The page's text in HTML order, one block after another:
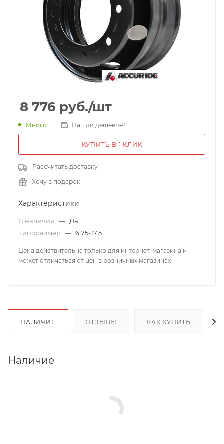
8 776 руб./шт
Много Нашли дешевле?
КУПИТЬ В 1 КЛИК
Рассчитать доставку
Хочу в подарок
Характеристики
В наличии — Да
Типоразмер — 6.75-17.5
Цена действительна только для интернет-магазина и
может отличаться от цен в розничных магазинах
НАЛИЧИЕ ОТЗЫВЫ КАК КУПИТЬ
Наличие